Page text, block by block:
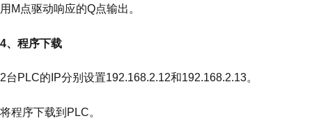
用M点驱动响应的Q点输出。
4、程序下载
2台PLC的IP分别设置192.168.2.12和192.168.2.13。
将程序下载到PLC。